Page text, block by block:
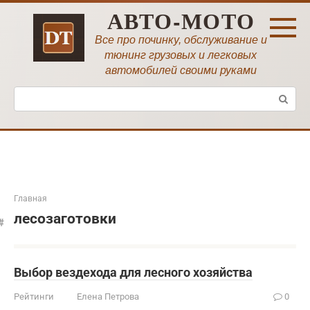
Перейти
АВТО-МОТО
Все про починку, обслуживание и
тюнинг грузовых и легковых
автомобилей своими руками
Поиск:
Главная
лесозаготовки
Выбор вездехода для лесного хозяйства
Рейтинги Елена Петрова 0